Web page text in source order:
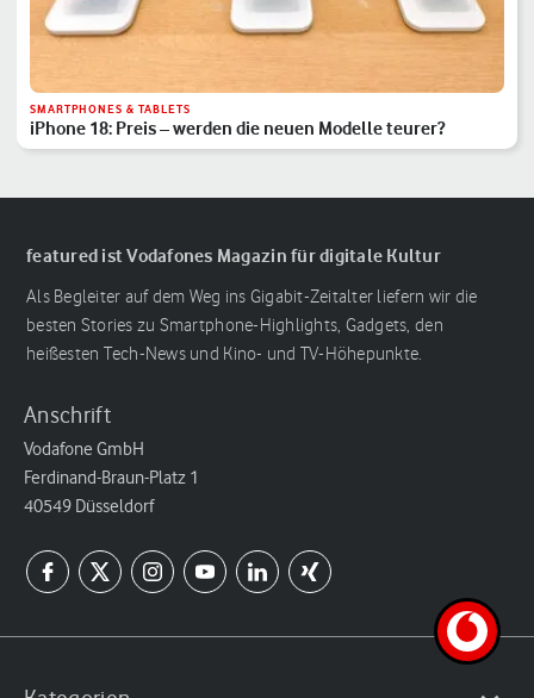
SMARTPHONES & TABLETS
iPhone 18: Preis – werden die neuen Modelle teurer?
featured ist Vodafones Magazin für digitale Kultur
Als Begleiter auf dem Weg ins Gigabit-Zeitalter liefern wir die
besten Stories zu Smartphone-Highlights, Gadgets, den
heißesten Tech-News und Kino- und TV-Höhepunkte.
Anschrift
Vodafone GmbH
Ferdinand-Braun-Platz 1
40549 Düsseldorf